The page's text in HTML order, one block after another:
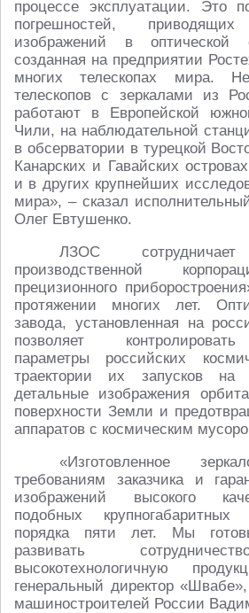
процессе эксплуатации. Это
погрешностей,
изображений в оптической
созданная на предприятии
многих телескопах мира.
телескопов с зеркалами из
работают в Европейской
Чили, на наблюдательной
в обсерватории в турецкой
Канарских и Гавайских
и в других крупнейших
мира», – сказал
Олег Евтушенко.
ЛЗОС
производственной
прецизионного
протяжении многих лет.
завода, установленная на
позволяет
параметры российских
траектории их запусков на
детальные изображения
поверхности Земли и
аппаратов с космическим
«Изготовленное
требованиям заказчика и
изображений высокого
подобных
порядка пяти лет. Мы
развивать
высокотехнологичную
генеральный директор
машиностроителей России